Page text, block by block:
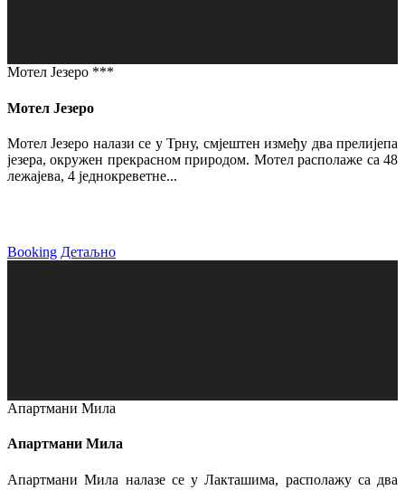
Мотел Језеро ***
Мотел Језеро
Мотел Језеро налази се у Трну, смјештен између два прелијепа
језера, окружен прекрасном природом. Мотел располаже са 48
лежајева, 4 једнокреветне...
Booking Детаљно
Апартмани Мила
Апартмани Мила
Апартмани Мила налазе се у Лакташима, располажу са два